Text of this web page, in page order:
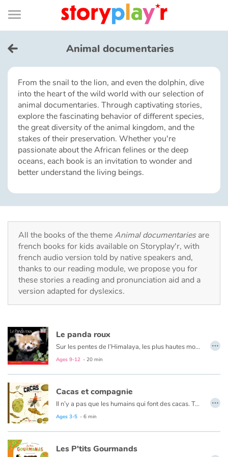
Connexion
Bibliothèque
de
page
Menu
Log in
Try for free
Library
Awards
Tales and classics in french
Fable, myth, literature and poetry
Princesses and princes, kings, queens and dragons
Ogres, monsters and witches
Ecology, nature, seasons
The animals
Travel, epic, investigation, adventure
Around the world
Learning
Animal documentaries
From the snail to the lion, and even the dolphin, dive
into the heart of the wild world with our selection of
animal documentaries. Through captivating stories,
explore the fascinating behavior of different species,
the great diversity of the animal kingdom, and the
stakes of their preservation. Whether you're
passionate about the African felines or the deep
oceans, each book is an invitation to wonder and
better understand the living beings.
All the books of the themeAnimal documentariesare
french books for kids available on Storyplay'r, with
french audio version told by native speakers and,
thanks to our reading module, we propose you for
these stories a reading and pronunciation aid and a
version adapted for dyslexics.
Le panda roux
Sur les pentes de l’Himalaya, les plus hautes montagnes du monde, vit Qidji, le panda roux. Depuis sa naissance jusqu’à son âge adulte, découvre son histoire et la vie de ce petit animal vif et joyeux, doux comme une peluche, qui se nourrit de feuilles de bambou, mais dont la survie et bien difficile. Menacés par la destruction des forêts tempérées, les pandas roux risquent de disparaître si on ne leur vient pas en aide.
Ages 9-12 - 20 min
…
Cacas et compagnie
Il n’y a pas que les humains qui font des cacas. Tous les animaux, les oiseaux, les insectes, les poissons, du plus petit au plus grand, rejettent des déchets. Une aventure écologique aussi amusante qu’éducative.
Ages 3-5 - 6 min
…
Les P'tits Gourmands